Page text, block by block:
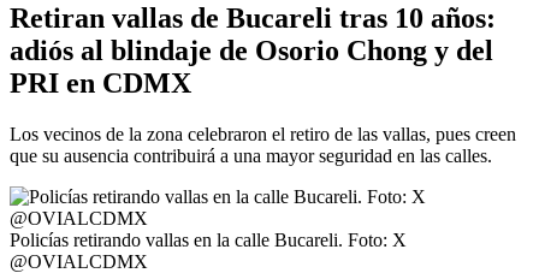
Retiran vallas de Bucareli tras 10 años:
adiós al blindaje de Osorio Chong y del
PRI en CDMX
Los vecinos de la zona celebraron el retiro de las vallas, pues creen
que su ausencia contribuirá a una mayor seguridad en las calles.
Policías retirando vallas en la calle Bucareli. Foto: X
@OVIALCDMX